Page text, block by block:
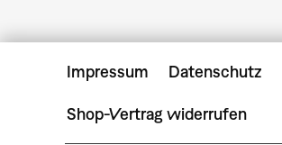
Impressum Datenschutz
Shop-Vertrag widerrufen